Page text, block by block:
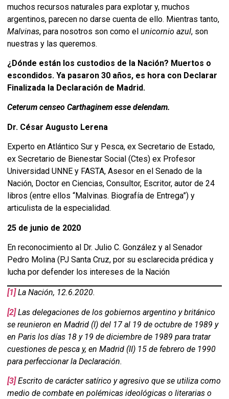
muchos recursos naturales para explotar y, muchos
argentinos, parecen no darse cuenta de ello. Mientras tanto,
Malvinas, para nosotros son como el unicornio azul, son
nuestras y las queremos.
¿Dónde están los custodios de la Nación? Muertos o
escondidos. Ya pasaron 30 años, es hora con Declarar
Finalizada la Declaración de Madrid.
Ceterum censeo Carthaginem esse delendam.
Dr. César Augusto Lerena
Experto en Atlántico Sur y Pesca, ex Secretario de Estado,
ex Secretario de Bienestar Social (Ctes) ex Profesor
Universidad UNNE y FASTA, Asesor en el Senado de la
Nación, Doctor en Ciencias, Consultor, Escritor, autor de 24
libros (entre ellos “Malvinas. Biografía de Entrega”) y
articulista de la especialidad.
25 de junio de 2020
En reconocimiento al Dr. Julio C. González y al Senador
Pedro Molina (PJ Santa Cruz, por su esclarecida prédica y
lucha por defender los intereses de la Nación
[1]La Nación, 12.6.2020.
[2] Las delegaciones de los gobiernos argentino y británico
se reunieron en Madrid (I) del 17 al 19 de octubre de 1989 y
en Paris los días 18 y 19 de diciembre de 1989 para tratar
cuestiones de pesca y, en Madrid (II) 15 de febrero de 1990
para perfeccionar la Declaración.
[3]Escrito de carácter satírico y agresivo que se utiliza como
medio de combate en polémicas ideológicas o literarias o